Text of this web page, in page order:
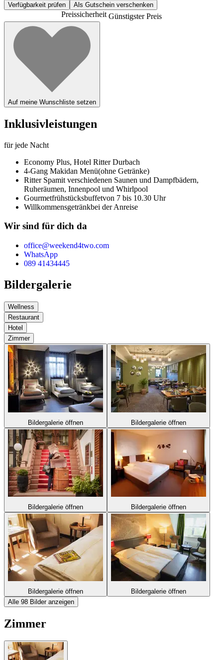
Verfügbarkeit prüfen Als Gutschein verschenken
PreissicherheitGünstigster Preis
Auf meine Wunschliste setzen
Inklusivleistungen
für jede Nacht
Economy Plus, Hotel Ritter Durbach
4-Gang Makidan Menü(ohne Getränke)
Ritter Spamit verschiedenen Saunen und Dampfbädern,
Ruheräumen, Innenpool und Whirlpool
Gourmetfrühstücksbuffetvon 7 bis 10.30 Uhr
Willkommensgetränkbei der Anreise
Wir sind für dich da
office@weekend4two.com
WhatsApp
089 41434445
Bildergalerie
Wellness
Restaurant
Hotel
Zimmer
Bildergalerie öffnen Bildergalerie öffnen
Bildergalerie öffnen Bildergalerie öffnen
Bildergalerie öffnen
Bildergalerie öffnen
Alle 98 Bilder anzeigen
Zimmer